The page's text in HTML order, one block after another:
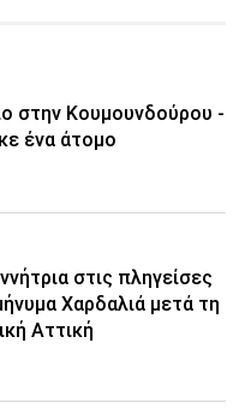
στην Κουμουνδούρου -
ένα άτομο
στις πληγείσες
Χαρδαλιά μετά τη
Αττική